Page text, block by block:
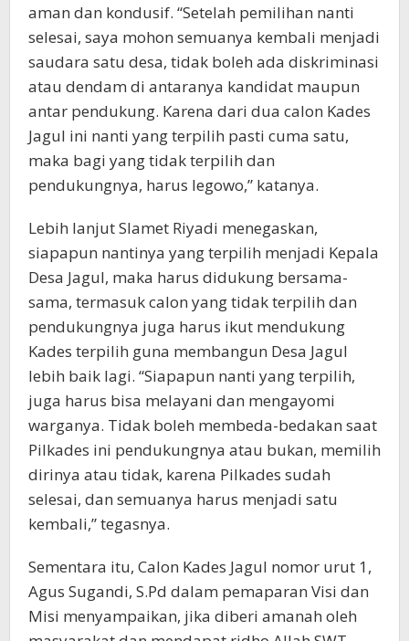
aman dan kondusif. “Setelah pemilihan nanti
selesai, saya mohon semuanya kembali menjadi
saudara satu desa, tidak boleh ada diskriminasi
atau dendam di antaranya kandidat maupun
antar pendukung. Karena dari dua calon Kades
Jagul ini nanti yang terpilih pasti cuma satu,
maka bagi yang tidak terpilih dan
pendukungnya, harus legowo,” katanya.
Lebih lanjut Slamet Riyadi menegaskan,
siapapun nantinya yang terpilih menjadi Kepala
Desa Jagul, maka harus didukung bersama-
sama, termasuk calon yang tidak terpilih dan
pendukungnya juga harus ikut mendukung
Kades terpilih guna membangun Desa Jagul
lebih baik lagi. “Siapapun nanti yang terpilih,
juga harus bisa melayani dan mengayomi
warganya. Tidak boleh membeda-bedakan saat
Pilkades ini pendukungnya atau bukan, memilih
dirinya atau tidak, karena Pilkades sudah
selesai, dan semuanya harus menjadi satu
kembali,” tegasnya.
Sementara itu, Calon Kades Jagul nomor urut 1,
Agus Sugandi, S.Pd dalam pemaparan Visi dan
Misi menyampaikan, jika diberi amanah oleh